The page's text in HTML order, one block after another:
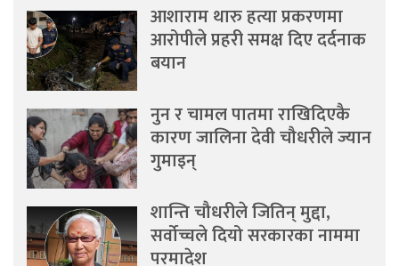
आशाराम थारु हत्या प्रकरणमा
आरोपीले प्रहरी समक्ष दिए दर्दनाक
बयान
नुन र चामल पातमा राखिदिएकै
कारण जालिना देवी चौधरीले ज्यान
गुमाइन्
शान्ति चौधरीले जितिन् मुद्दा,
सर्वोच्चले दियो सरकारका नाममा
परमादेश